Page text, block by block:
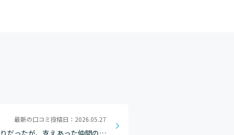
最新の口コミ投稿日：2026.05.27